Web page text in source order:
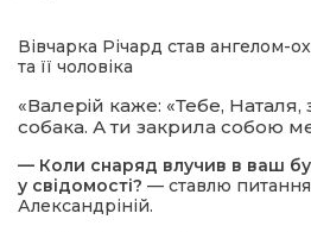
Вівчарка Річард став ангелом-
та її чоловіка
«Валерій каже: «Тебе, Наталя,
собака. А ти закрила собою
— Коли снаряд влучив в ваш
у свідомості? — ставлю питання
Александріній.